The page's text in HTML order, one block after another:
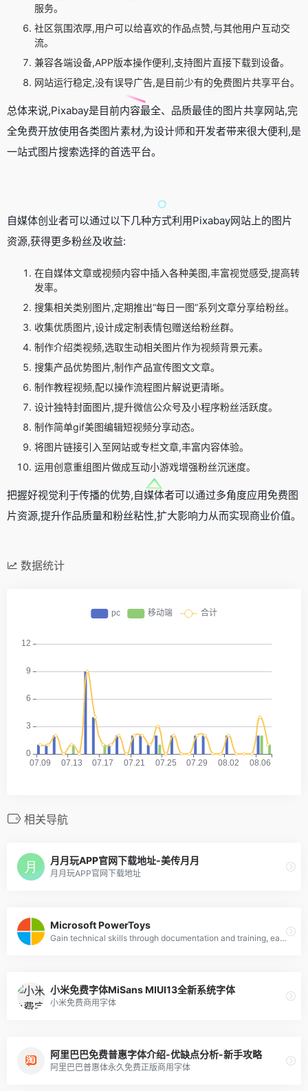
服务。
社区氛围浓厚,用户可以给喜欢的作品点赞,与其他用户互动交
流。
兼容各端设备,APP版本操作便利,支持图片直接下载到设备。
网站运行稳定,没有误导广告,是目前少有的免费图片共享平台。
总体来说,Pixabay是目前内容最全、品质最佳的图片共享网站,完
全免费开放使用各类图片素材,为设计师和开发者带来很大便利,是
一站式图片搜索选择的首选平台。
自媒体创业者可以通过以下几种方式利用Pixabay网站上的图片
资源,获得更多粉丝及收益:
在自媒体文章或视频内容中插入各种美图,丰富视觉感受,提高转
发率。
搜集相关类别图片,定期推出“每日一图”系列文章分享给粉丝。
收集优质图片,设计成定制表情包赠送给粉丝群。
制作介绍类视频,选取生动相关图片作为视频背景元素。
搜集产品优势图片,制作产品宣传图文文章。
制作教程视频,配以操作流程图片解说更清晰。
设计独特封面图片,提升微信公众号及小程序粉丝活跃度。
制作简单gif美图编辑短视频分享动态。
将图片链接引入至网站或专栏文章,丰富内容体验。
运用创意重组图片做成互动小游戏增强粉丝沉迷度。
把握好视觉利于传播的优势,自媒体者可以通过多角度应用免费图
片资源,提升作品质量和粉丝粘性,扩大影响力从而实现商业价值。
数据统计
相关导航
月月玩APP官网下载地址-美传月月
月月玩APP官网下载地址
Microsoft PowerToys
Gain technical skills through documentation and training, earn certifications and connect with the community
小米免费字体MiSans MIUI13全新系统字体
小米免费商用字体
阿里巴巴免费普惠字体介绍-优缺点分析-新手攻略
阿里巴巴普惠体永久免费正版商用字体